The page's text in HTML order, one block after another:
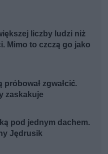
liczby ludzi niż
Mimo to czczą go jako
zgwałcić.
zaskakuje
pod jednym dachem.
Jędrusik